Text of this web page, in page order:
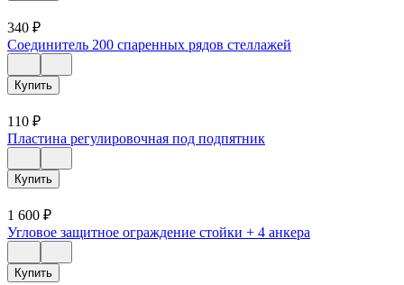
340 ₽
Соединитель 200 спаренных рядов стеллажей
Купить
110 ₽
Пластина регулировочная под подпятник
Купить
1 600 ₽
Угловое защитное ограждение стойки + 4 анкера
Купить